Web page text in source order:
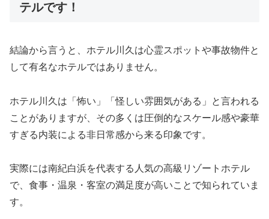
テルです！
結論から言うと、ホテル川久は心霊スポットや事故物件と
して有名なホテルではありません。
ホテル川久は「怖い」「怪しい雰囲気がある」と言われる
ことがありますが、その多くは圧倒的なスケール感や豪華
すぎる内装による非日常感から来る印象です。
実際には南紀白浜を代表する人気の高級リゾートホテル
で、食事・温泉・客室の満足度が高いことで知られていま
す。